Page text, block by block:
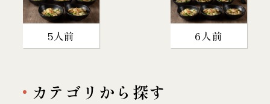
5人前 6人前
カテゴリから探す